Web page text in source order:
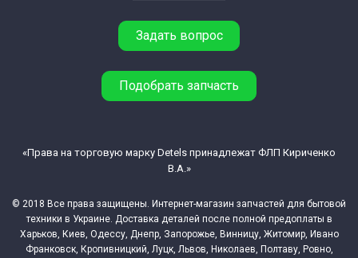
Задать вопрос
Подобрать запчасть
© 2018 Все права защищены. Интернет-магазин запчастей для бытовой
техники в Украине. Доставка деталей после полной предоплаты в
Харьков, Киев, Одессу, Днепр, Запорожье, Винницу, Житомир, Ивано
Франковск, Кропивницкий, Луцк, Львов, Николаев, Полтаву, Ровно,
«Права на торговую марку Detels принадлежат ФЛП Кириченко
В.А.»